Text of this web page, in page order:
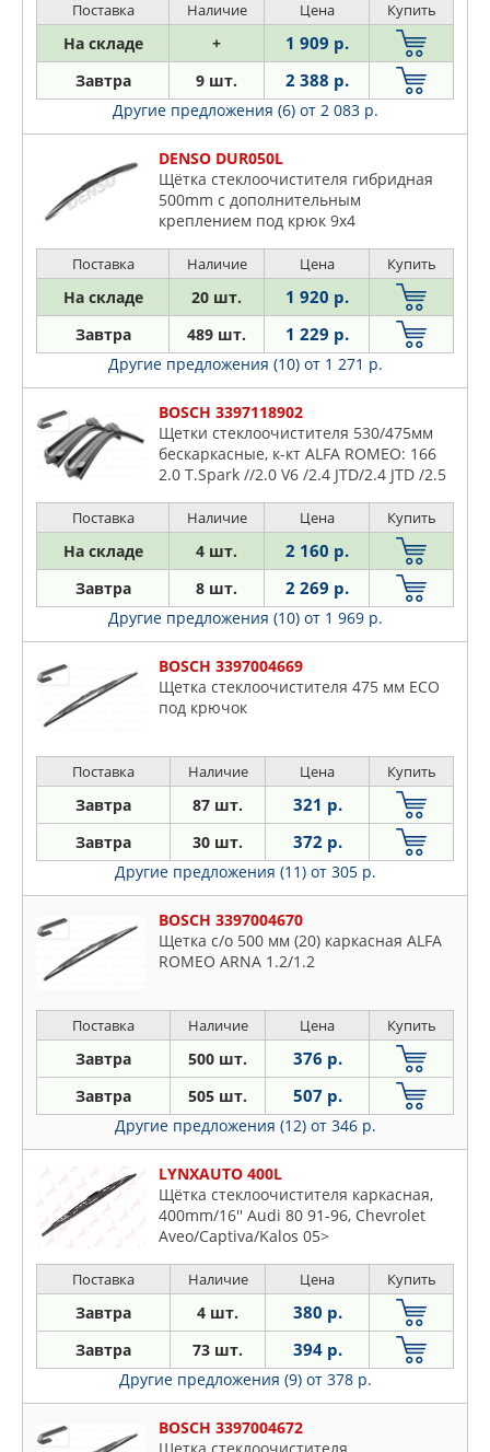
16V 94-01 BMW:
Поставка Наличие Цена Купить
На складе + 1 909 р.
Завтра 9 шт. 2 388 р.
Другие предложения (6) от 2 083 р.
DENSO DUR050L
Щётка стеклоочистителя гибридная
500mm c дополнительным
креплением под крюк 9x4
Поставка Наличие Цена Купить
На складе 20 шт. 1 920 р.
Завтра 489 шт. 1 229 р.
Другие предложения (10) от 1 271 р.
BOSCH 3397118902
Щетки стеклоочистителя 530/475мм
бескаркасные, к-кт ALFA ROMEO: 166
2.0 T.Spark //2.0 V6 /2.4 JTD/2.4 JTD /2.5
24V 98- AUDI
Поставка Наличие Цена Купить
На складе 4 шт. 2 160 р.
Завтра 8 шт. 2 269 р.
Другие предложения (10) от 1 969 р.
BOSCH 3397004669
Щетка стеклоочистителя 475 мм ECO
под крючок
Поставка Наличие Цена Купить
Завтра 87 шт. 321 р.
Завтра 30 шт. 372 р.
Другие предложения (11) от 305 р.
BOSCH 3397004670
Щетка с/о 500 мм (20) каркасная ALFA
ROMEO ARNA 1.2/1.2
Поставка Наличие Цена Купить
Завтра 500 шт. 376 р.
Завтра 505 шт. 507 р.
Другие предложения (12) от 346 р.
LYNXAUTO 400L
Щётка стеклоочистителя каркасная,
400mm/16'' Audi 80 91-96, Chevrolet
Aveo/Captiva/Kalos 05>
Поставка Наличие Цена Купить
Завтра 4 шт. 380 р.
Завтра 73 шт. 394 р.
Другие предложения (9) от 378 р.
BOSCH 3397004672